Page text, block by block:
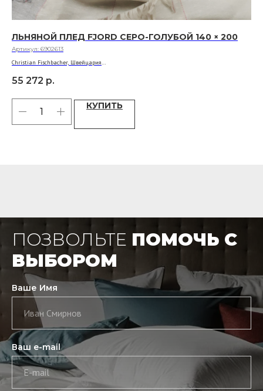
ЛЬНЯНОЙ ПЛЕД FJORD СЕРО-ГОЛУБОЙ 140 × 200
Артикул: 6902613
Christian Fischbacher, Швейцария
55 272 р.
КУПИТЬ
ПОЗВОЛЬТЕ ПОМОЧЬ С
ВЫБОРОМ
Ваше Имя
Иван Смирнов
Ваш e-mail
E-mail